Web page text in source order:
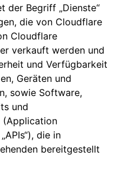
der Begriff „Dienste“
die von Cloudflare
Cloudflare
verkauft werden und
und Verfügbarkeit
Geräten und
sowie Software,
und
(Application
die in
bereitgestellt